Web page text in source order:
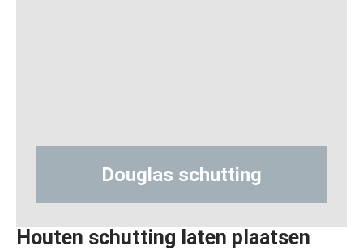
Hout-
Houten schutting laten plaatsen